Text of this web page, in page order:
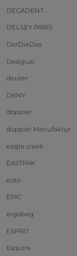
DECADENT
DELSEY PARIS
DerDieDas
Desigual
deuter
DKNY
doppler
doppler Manufaktur
eagle creek
EASTPAK
eoto
EPIC
ergobag
ESPRIT
Esquire